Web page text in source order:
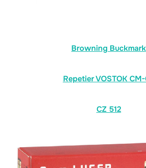
Browning Buckmark
Repetier VOSTOK
CZ 512